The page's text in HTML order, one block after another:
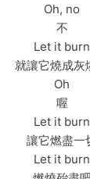
Oh, no
不
Let it burn
就讓它燒成灰
Oh
喔
Let it burn
讓它燃盡一
Let it burn